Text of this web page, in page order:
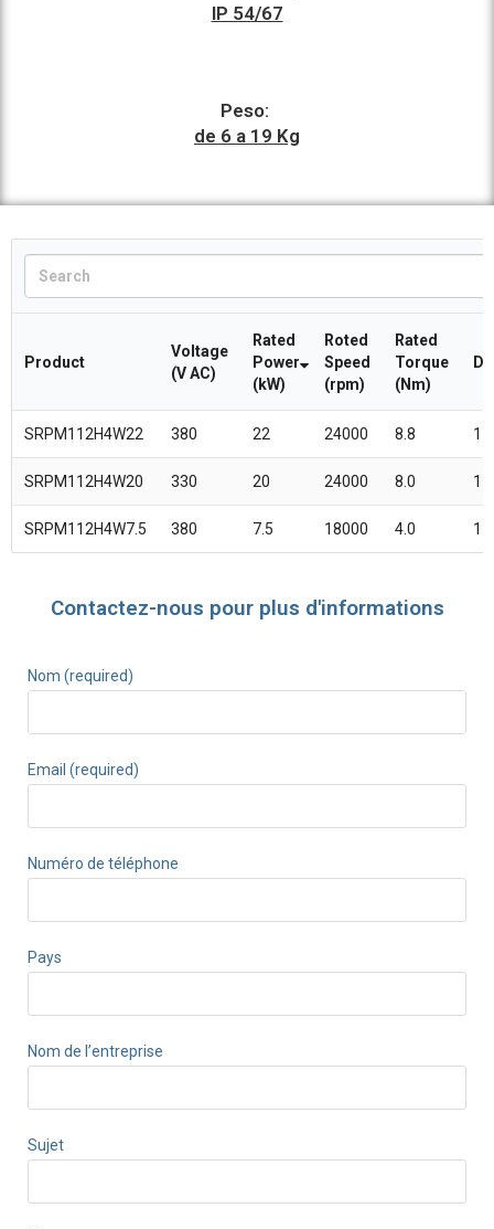
IP 54/67
Peso:
de 6 a 19 Kg
Product
Voltage
(V AC)
Rated
Power
(kW)
Roted
Speed
(rpm)
Rated
Torque
(Nm)
SRPM112H4W22 380 22 24000 8.8
SRPM112H4W20 330 20 24000 8.0
SRPM112H4W7.5 380 7.5 18000 4.0
Contactez-nous pour plus d'informations
Nom (required)
Email (required)
Numéro de téléphone
Pays
Nom de l’entreprise
Sujet